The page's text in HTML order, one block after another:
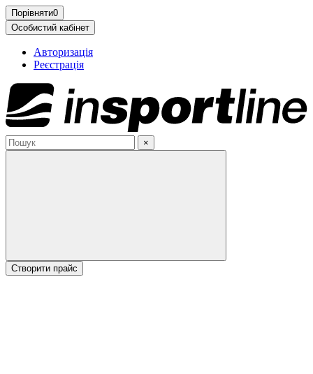
Порівняти0
Особистий кабінет
Авторизація
Реєстрація
×
Cтворити прайс